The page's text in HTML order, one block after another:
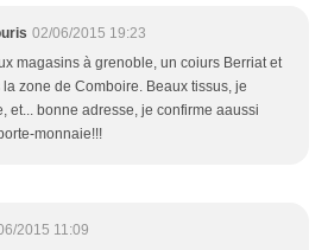
02/06/2015 19:23
magasins à grenoble, un coiurs Berriat et
zone de Comboire. Beaux tissus, je
et... bonne adresse, je confirme aaussi
monnaie!!!
2015 11:09